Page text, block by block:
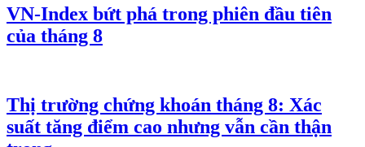
VN-Index bứt phá trong phiên đầu tiên
của tháng 8
Thị trường chứng khoán tháng 8: Xác
suất tăng điểm cao nhưng vẫn cần thận